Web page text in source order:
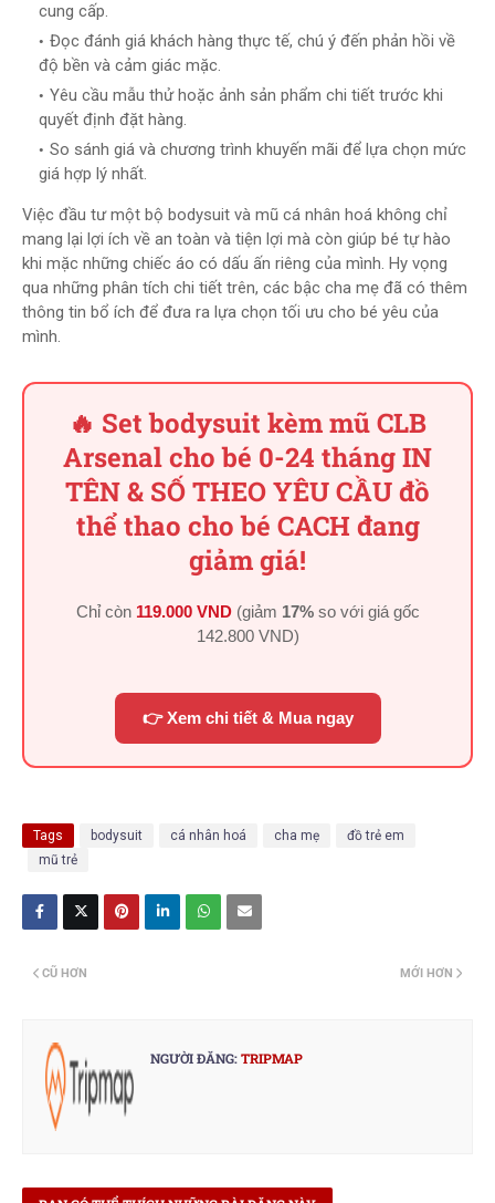
cung cấp.
Đọc đánh giá khách hàng thực tế, chú ý đến phản hồi về
độ bền và cảm giác mặc.
Yêu cầu mẫu thử hoặc ảnh sản phẩm chi tiết trước khi
quyết định đặt hàng.
So sánh giá và chương trình khuyến mãi để lựa chọn mức
giá hợp lý nhất.
Việc đầu tư một bộ bodysuit và mũ cá nhân hoá không chỉ
mang lại lợi ích về an toàn và tiện lợi mà còn giúp bé tự hào
khi mặc những chiếc áo có dấu ấn riêng của mình. Hy vọng
qua những phân tích chi tiết trên, các bậc cha mẹ đã có thêm
thông tin bổ ích để đưa ra lựa chọn tối ưu cho bé yêu của
mình.
🔥 Set bodysuit kèm mũ CLB
Arsenal cho bé 0-24 tháng IN
TÊN & SỐ THEO YÊU CẦU đồ
thể thao cho bé CACH đang
giảm giá!
Chỉ còn 119.000 VND(giảm 17%so với giá gốc
142.800 VND)
👉 Xem chi tiết & Mua ngay
Tags bodysuit cá nhân hoá cha mẹ
đồ trẻ em
mũ trẻ
MỚI HƠN
CŨ HƠN
NGƯỜI ĐĂNG:TRIPMAP